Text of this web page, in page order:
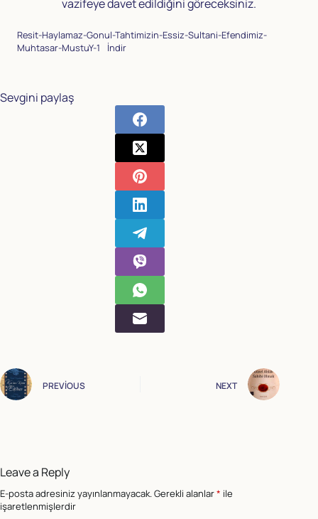
vazifeye davet edildiğini göreceksiniz.
Resit-Haylamaz-Gonul-Tahtimizin-Essiz-Sultani-Efendimiz-
Muhtasar-MustuY-1
İndir
Sevgini paylaş
PREVIOUS NEXT
Leave a Reply
E-posta adresiniz yayınlanmayacak.Gerekli alanlar* ile
işaretlenmişlerdir